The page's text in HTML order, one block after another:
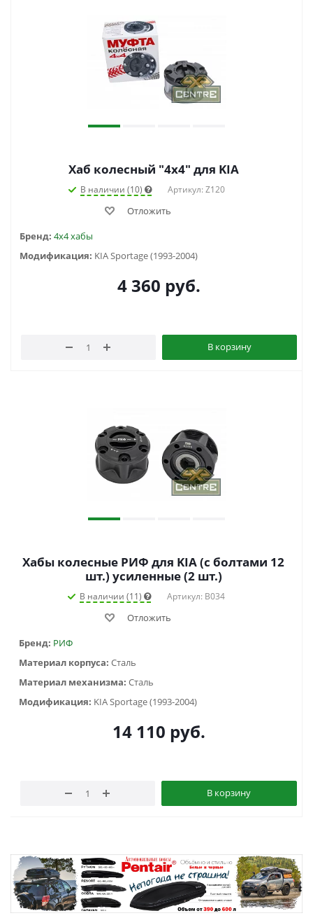
Хаб колесный "4x4" для KIA
В наличии (10) Артикул: Z120
Отложить
Бренд: 4x4 хабы
Модификация: KIA Sportage (1993-2004)
4 360 руб.
В корзину
Хабы колесные РИФ для KIA (с болтами 12
шт.) усиленные (2 шт.)
В наличии (11) Артикул: B034
Отложить
Бренд: РИФ
Материал корпуса: Сталь
Материал механизма: Сталь
Модификация: KIA Sportage (1993-2004)
14 110 руб.
В корзину